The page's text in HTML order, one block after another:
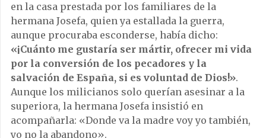
en la casa prestada por los familiares de la
hermana Josefa, quien ya estallada la guerra,
aunque procuraba esconderse, había dicho:
«¡Cuánto me gustaría ser mártir, ofrecer mi vida
por la conversión de los pecadores y la
salvación de España, si es voluntad de Dios!».
Aunque los milicianos solo querían asesinar a la
superiora, la hermana Josefa insistió en
acompañarla: «Donde va la madre voy yo también,
yo no la abandono».